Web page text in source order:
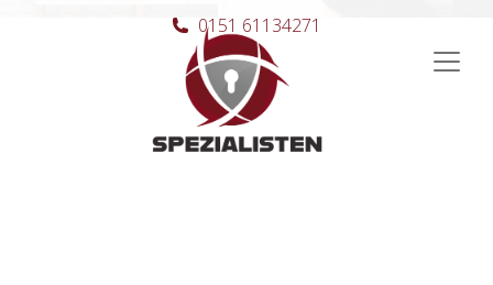
Hauptnavigation
0151 61134271